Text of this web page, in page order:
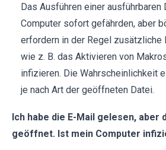
Das Ausführen einer ausführbaren
Computer sofort gefährden, aber
erfordern in der Regel zusätzliche
wie z. B. das Aktivieren von
infizieren. Die Wahrscheinlichkeit
je nach Art der geöffneten Datei.
Ich habe die E-Mail gelesen, aber
geöffnet. Ist mein Computer